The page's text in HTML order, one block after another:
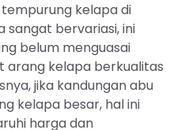
kelapa di
sangat bervariasi, ini
belum menguasai
arang kelapa berkualitas
jika kandungan abu
kelapa besar, hal ini
harga dan